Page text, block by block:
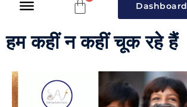
Dashboard
हम कहीं न कहीं चूक रहे हैं